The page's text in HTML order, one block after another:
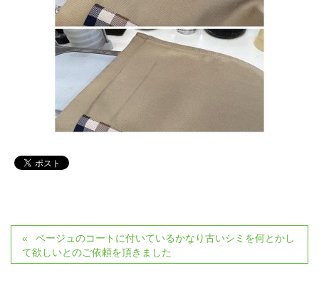
ベージュのコートに付いているかなり古いシミを何とかし
て欲しいとのご依頼を頂きました